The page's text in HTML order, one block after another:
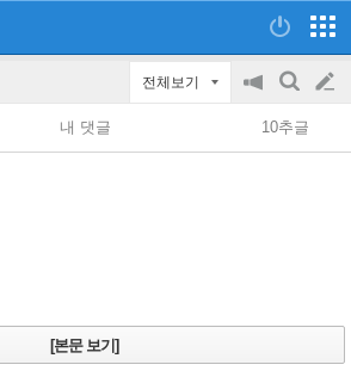
전체보기
공
지
on/off
검
색
글
쓰
내 댓글 10추글
[본문 보기]